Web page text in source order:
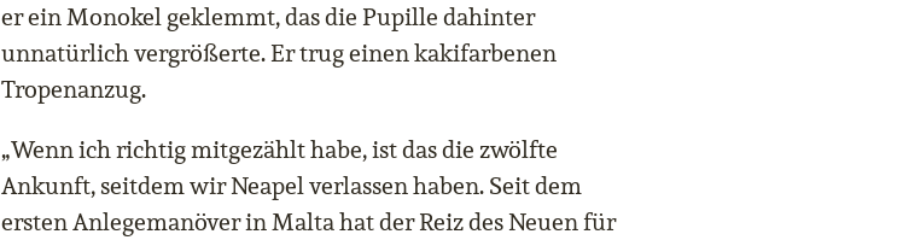
er ein Monokel geklemmt, das die Pupille dahinter
unnatürlich vergrößerte. Er trug einen kakifarbenen
Tropenanzug.
„Wenn ich richtig mitgezählt habe, ist das die zwölfte
Ankunft, seitdem wir Neapel verlassen haben. Seit dem
ersten Anlegemanöver in Malta hat der Reiz des Neuen für